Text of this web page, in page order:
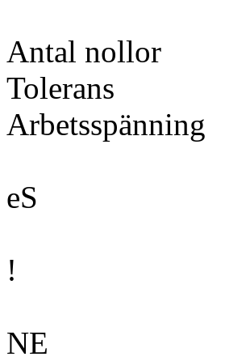
Antal nollor
Tolerans
Arbetsspänning
eS
!
NE